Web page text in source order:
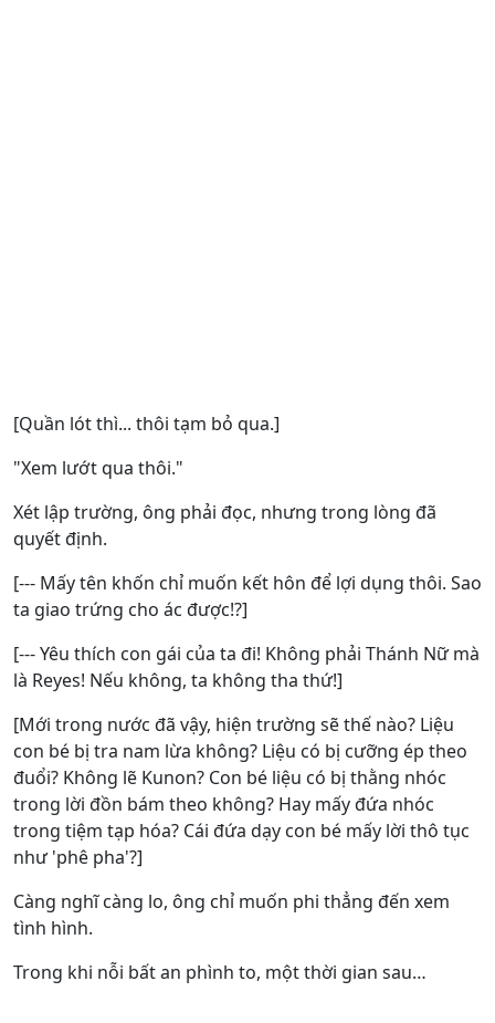
[Quần lót thì... thôi tạm bỏ qua.]
"Xem lướt qua thôi."
Xét lập trường, ông phải đọc, nhưng trong lòng đã
quyết định.
[--- Mấy tên khốn chỉ muốn kết hôn để lợi dụng thôi. Sao
ta giao trứng cho ác được!?]
[--- Yêu thích con gái của ta đi! Không phải Thánh Nữ mà
là Reyes! Nếu không, ta không tha thứ!]
[Mới trong nước đã vậy, hiện trường sẽ thế nào? Liệu
con bé bị tra nam lừa không? Liệu có bị cưỡng ép theo
đuổi? Không lẽ Kunon? Con bé liệu có bị thằng nhóc
trong lời đồn bám theo không? Hay mấy đứa nhóc
trong tiệm tạp hóa? Cái đứa dạy con bé mấy lời thô tục
như 'phê pha'?]
Càng nghĩ càng lo, ông chỉ muốn phi thẳng đến xem
tình hình.
Trong khi nỗi bất an phình to, một thời gian sau…